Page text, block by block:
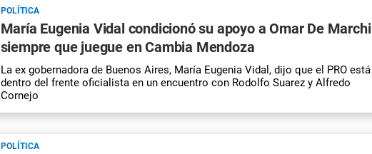
POLÍTICA
María Eugenia Vidal condicionó su apoyo a Omar De Marchi
siempre que juegue en Cambia Mendoza
La ex gobernadora de Buenos Aires, María Eugenia Vidal, dijo que el PRO está
dentro del frente oficialista en un encuentro con Rodolfo Suarez y Alfredo
Cornejo
POLÍTICA